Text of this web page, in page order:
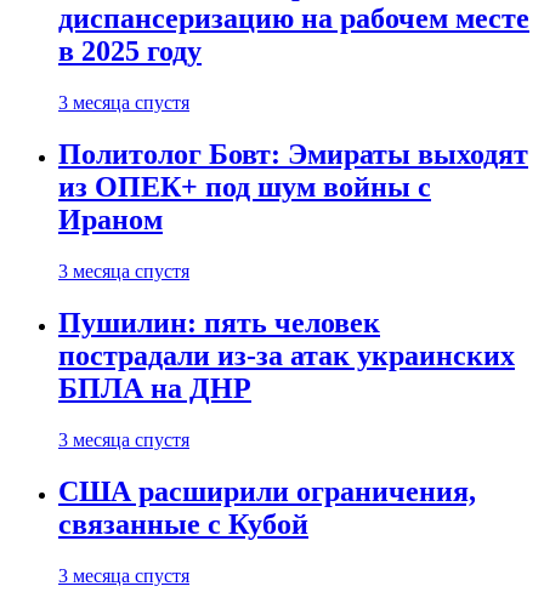
диспансеризацию на рабочем месте
в 2025 году
3 месяца спустя
Политолог Бовт: Эмираты выходят
из ОПЕК+ под шум войны с
Ираном
3 месяца спустя
Пушилин: пять человек
пострадали из-за атак украинских
БПЛА на ДНР
3 месяца спустя
США расширили ограничения,
связанные с Кубой
3 месяца спустя